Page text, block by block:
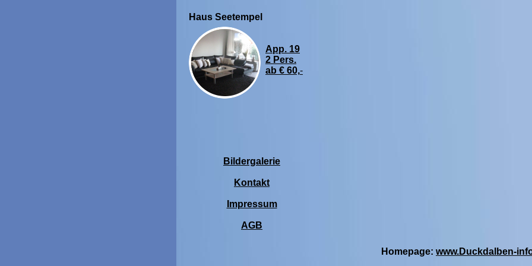
Haus Seetempel
App. 19
2 Pers.
ab € 60,-
Bildergalerie
Kontakt
Impressum
AGB
Homepage: www.Duckdalben-